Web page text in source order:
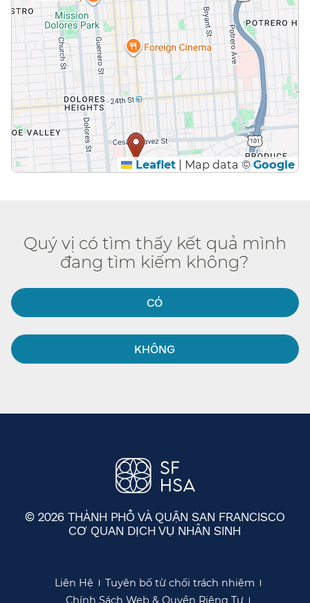
Leaflet | Map data ©Google
Quý vị có tìm thấy kết quả mình
đang tìm kiếm không?​​
CÓ​​
KHÔNG​​
© 2026 THÀNH PHỐ VÀ QUẬN SAN FRANCISCO
CƠ QUAN DỊCH VỤ NHÂN SINH
Liên Hệ​​
Tuyên bố từ chối trách nhiệm​​
Chính Sách Web & Quyền Riêng Tư​​